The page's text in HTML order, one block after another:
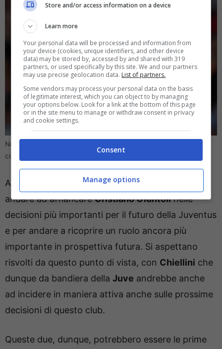
Nuovo ruolo per Chiellini alla Juventus: ecco quali saranno i suoi
compiti (Direttagoal.it) – foto da Ansa
A quanto pare, infatti, Giorgio Chiellini potrebbe
andare ad affiancareCristiano Giuntolinelle
decisioni più importanti per il futuro della Juventus
e per andare a ricoprire un ruolo ancora più
importante in prospettiva futura. Si aspettano
risvolti da questo punto di vista, con Chiellini che
dunque da bandiera della Juve andrebbe anche
ad incidere in maniera attiva anche sulle prossime
decisioni di questo club.
Queste due, dunque, potrebbero essere le prime
Store and/or access information on a device
Learn more
Your personal data will be processed and information from
your device (cookies, unique identifiers, and other device
data) may be stored by, accessed by and shared with 319
partners, or used specifically by this site. We and our partners
may use precise geolocation data. List of partners.
Some vendors may process your personal data on the basis
of legitimate interest, which you can object to by managing
your options below. Look for a link at the bottom of this page
or in the site menu to manage or withdraw consent in privacy
and cookie settings.
Consent
Manage options